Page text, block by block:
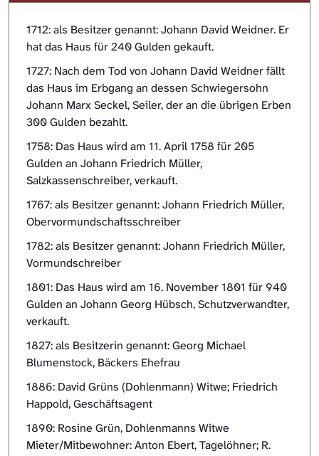
1712: als Besitzer genannt: Johann David Weidner. Er
hat das Haus für 240 Gulden gekauft.
1727: Nach dem Tod von Johann David Weidner fällt
das Haus im Erbgang an dessen Schwiegersohn
Johann Marx Seckel, Seiler, der an die übrigen Erben
300 Gulden bezahlt.
1758: Das Haus wird am 11. April 1758 für 205
Gulden an Johann Friedrich Müller,
Salzkassenschreiber, verkauft.
1767: als Besitzer genannt: Johann Friedrich Müller,
Obervormundschaftsschreiber
1782: als Besitzer genannt: Johann Friedrich Müller,
Vormundschreiber
1801: Das Haus wird am 16. November 1801 für 940
Gulden an Johann Georg Hübsch, Schutzverwandter,
verkauft.
1827: als Besitzerin genannt: Georg Michael
Blumenstock, Bäckers Ehefrau
1886: David Grüns (Dohlenmann) Witwe; Friedrich
Happold, Geschäftsagent
1890: Rosine Grün, Dohlenmanns Witwe
Mieter/Mitbewohner: Anton Ebert, Tagelöhner; R.